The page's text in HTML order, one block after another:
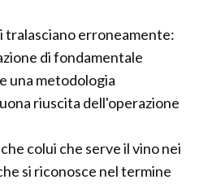
tralasciano erroneamente:
di fondamentale
una metodologia
riuscita dell'operazione
colui che serve il vino nei
si riconosce nel termine